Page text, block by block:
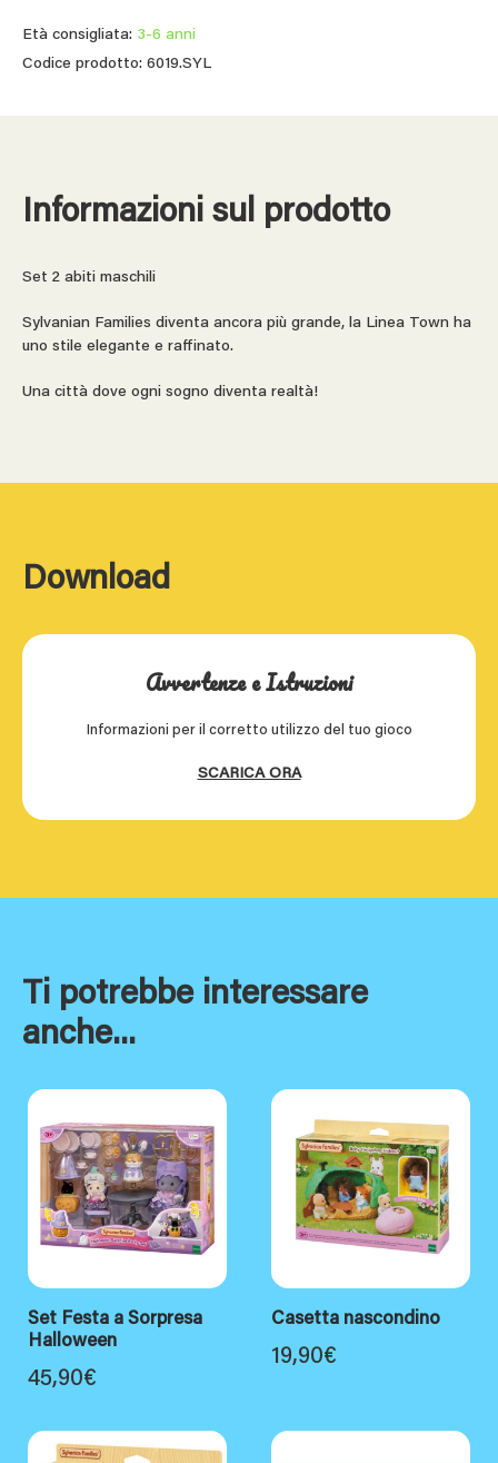
Età consigliata: 3-6 anni
Codice prodotto: 6019.SYL
Informazioni sul prodotto
Set 2 abiti maschili
Sylvanian Families diventa ancora più grande, la Linea Town ha
uno stile elegante e raffinato.
Una città dove ogni sogno diventa realtà!
Download
Avvertenze e Istruzioni
Informazioni per il corretto utilizzo del tuo gioco
SCARICA ORA
Ti potrebbe interessare
anche...
Set Festa a Sorpresa
Halloween
45,90€
Casetta nascondino
19,90€